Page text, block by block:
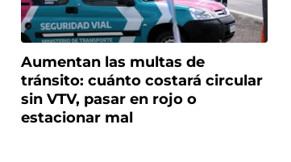
Aumentan las multas de
tránsito: cuánto costará circular
sin VTV, pasar en rojo o
estacionar mal